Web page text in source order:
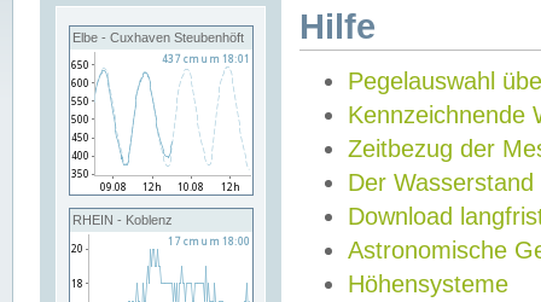
Elbe - Cuxhaven Steubenhöft
RHEIN - Koblenz
Hilfe
Pegelauswahl
Kennzeichnende
Zeitbezug der
Der Wasserstand
Download
Astronomische
Höhensysteme